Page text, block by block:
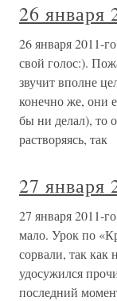
26 января
26 января 2011-
свой голос:).
звучит вполне
конечно же, они
бы ни делал), то
растворяясь, так
27 января
27 января 2011-
мало. Урок по
сорвали, так
удосужился
последний